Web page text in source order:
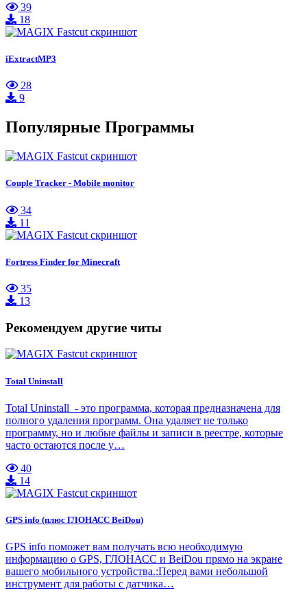
39
18
iExtractMP3
28
9
Популярные Программы
Couple Tracker - Mobile monitor
34
11
Fortress Finder for Minecraft
35
13
Рекомендуем другие читы
Total Uninstall
Total Uninstall - это программа, которая предназначена для
полного удаления программ. Она удаляет не только
программу, но и любые файлы и записи в реестре, которые
часто остаются после у…
40
14
GPS info (плюс ГЛОНАСС BeiDou)
GPS info поможет вам получать всю необходимую
информацию о GPS, ГЛОНАСС и BeiDou прямо на экране
вашего мобильного устройства.:Перед вами небольшой
инструмент для работы с датчика…